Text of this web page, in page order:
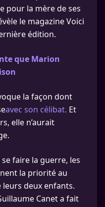
pour la mère de ses
le magazine Voici
édition.
que Marion
la façon dont
avec son célibat. Et
elle n’aurait
faire la guerre, les
la priorité au
leurs deux enfants.
Canet a fait